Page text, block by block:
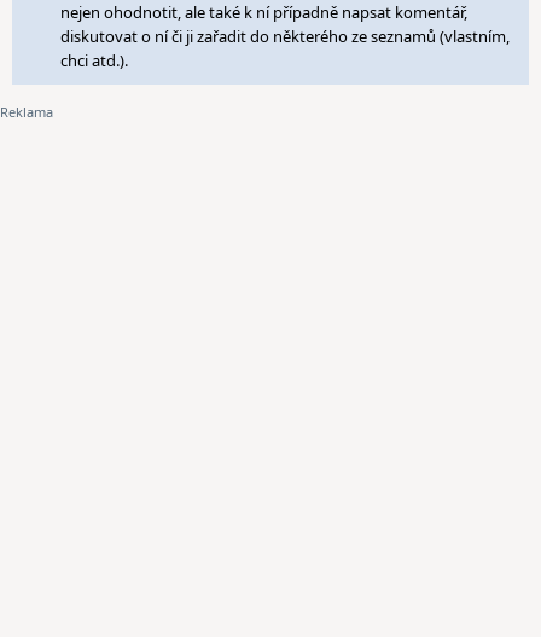
nejen ohodnotit, ale také k ní případně napsat komentář,
diskutovat o ní či ji zařadit do některého ze seznamů (vlastním,
chci atd.).